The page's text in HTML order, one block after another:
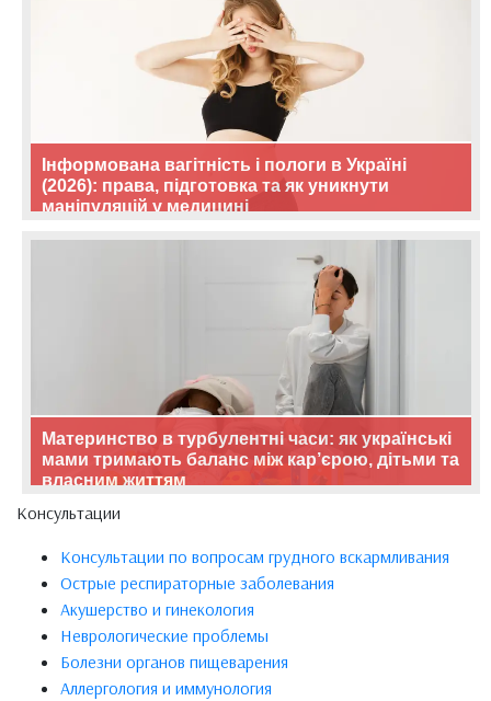
Інформована вагітність і пологи в Україні
(2026): права, підготовка та як уникнути
маніпуляцій у медицині
Материнство в турбулентні часи: як українські
мами тримають баланс між кар’єрою, дітьми та
власним життям
Консультации
Консультации по вопросам грудного вскармливания
Острые респираторные заболевания
Акушерство и гинекология
Неврологические проблемы
Болезни органов пищеварения
Аллергология и иммунология